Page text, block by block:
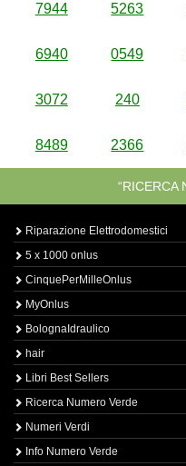
7944 5263
6940 0549
3072 240
8489 2366
“RICERCA
Riparazione Elettrodomestici
5 x 1000 onlus
CinquePerMilleOnlus
MyOnlus
BolognaIdraulico
hair
Libri Best Sellers
Ricerca Numero Verde
Numeri Verdi
Info Numero Verde